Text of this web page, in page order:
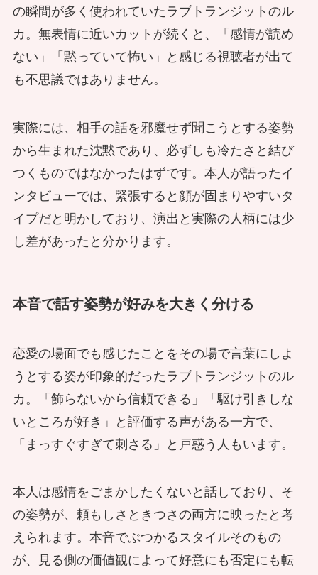
の瞬間が多く使われていたラブトランジットのル
カ。無表情に近いカットが続くと、「感情が読め
ない」「黙っていて怖い」と感じる視聴者が出て
も不思議ではありません。
実際には、相手の話を邪魔せず聞こうとする姿勢
から生まれた沈黙であり、必ずしも冷たさと結び
つくものではなかったはずです。本人が語ったイ
ンタビューでは、緊張すると顔が固まりやすいタ
イプだと明かしており、演出と実際の人柄には少
し差があったと分かります。
本音で話す姿勢が好みを大きく分ける
恋愛の場面でも感じたことをその場で言葉にしよ
うとする姿が印象的だったラブトランジットのル
カ。「飾らないから信頼できる」「駆け引きしな
いところが好き」と評価する声がある一方で、
「まっすぐすぎて刺さる」と戸惑う人もいます。
本人は感情をごまかしたくないと話しており、そ
の姿勢が、頼もしさときつさの両方に映ったと考
えられます。本音でぶつかるスタイルそのもの
が、見る側の価値観によって好意にも否定にも転